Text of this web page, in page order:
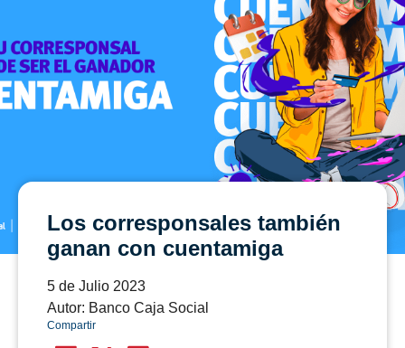
Los corresponsales también
ganan con cuentamiga
5 de Julio 2023
Autor: Banco Caja Social
Compartir